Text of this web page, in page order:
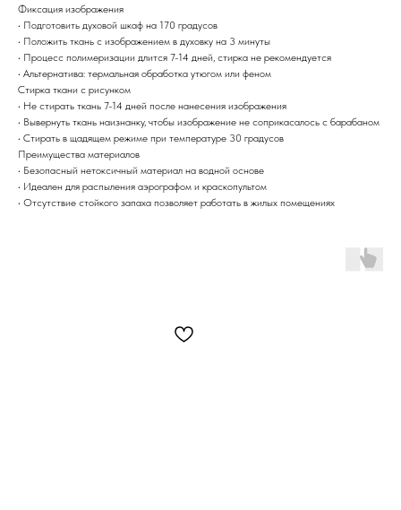
Фиксация изображения
• Подготовить духовой шкаф на 170 градусов
• Положить ткань с изображением в духовку на 3 минуты
• Процесс полимеризации длится 7-14 дней, стирка не рекомендуется
• Альтернатива: термальная обработка утюгом или феном
Стирка ткани с рисунком
• Не стирать ткань 7-14 дней после нанесения изображения
• Вывернуть ткань наизнанку, чтобы изображение не соприкасалось с барабаном
• Стирать в щадящем режиме при температуре 30 градусов
Преимущества материалов
• Безопасный нетоксичный материал на водной основе
• Идеален для распыления аэрографом и краскопультом
• Отсутствие стойкого запаха позволяет работать в жилых помещениях